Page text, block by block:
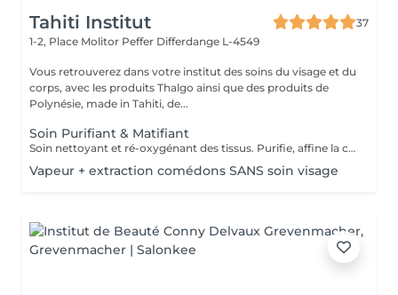
Tahiti Institut
37
1-2, Place Molitor Peffer Differdange L-4549
Vous retrouverez dans votre institut des soins du visage et du
corps, avec les produits Thalgo ainsi que des produits de
Polynésie, made in Tahiti, de...
Soin Purifiant & Matifiant
Soin nettoyant et ré-oxygénant des tissus. Purifie, affine la couche cornée, resserre les pores et matifie grâce à des appareils professionnels et des produits choisis avec soin. Une détoxification du cuir chevelu est prévu également dans ce soin.
Vapeur + extraction comédons SANS soin visage